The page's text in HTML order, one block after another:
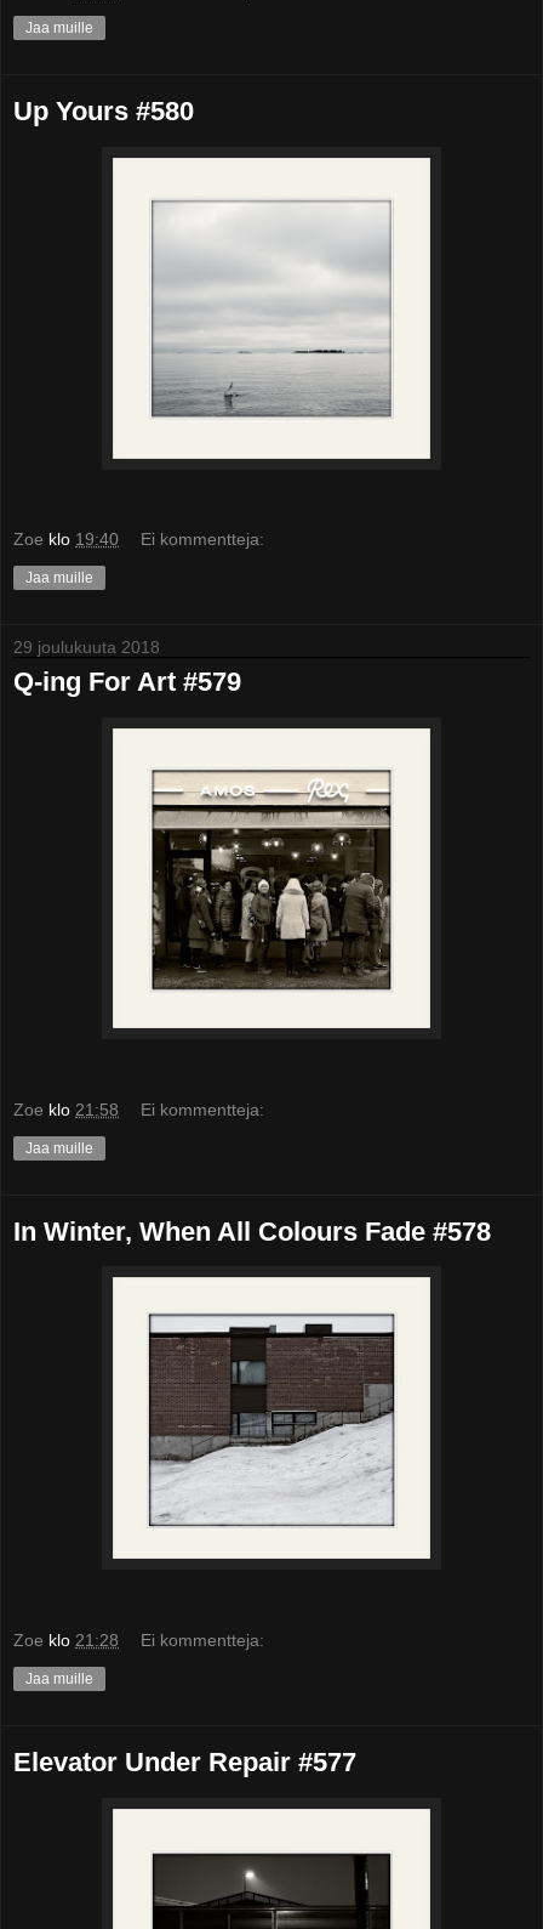
Jaa muille
Up Yours #580
Zoe klo 19:40 Ei kommentteja:
Jaa muille
29 joulukuuta 2018
Q-ing For Art #579
Zoe klo 21:58 Ei kommentteja:
Jaa muille
In Winter, When All Colours Fade #578
Zoe klo 21:28 Ei kommentteja:
Jaa muille
Elevator Under Repair #577